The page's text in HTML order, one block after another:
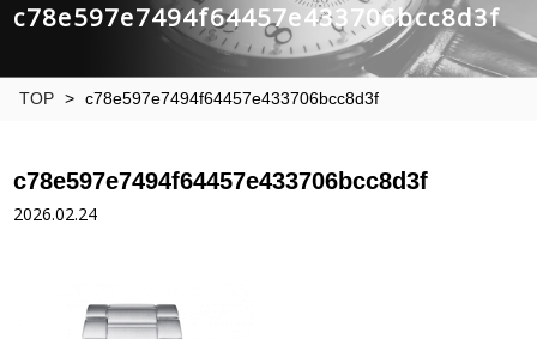
c78e597e7494f64457e433706bcc8d3f
TOP > c78e597e7494f64457e433706bcc8d3f
c78e597e7494f64457e433706bcc8d3f
2026.02.24